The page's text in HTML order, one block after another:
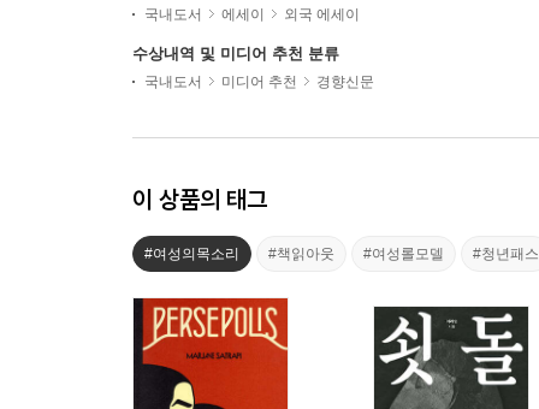
국내도서
에세이 외국 에세이
수상내역 및 미디어 추천 분류
국내도서 미디어 추천 경향신문
이 상품의 태그
#여성의목소리 #책읽아웃 #여성롤모델 #청년패스